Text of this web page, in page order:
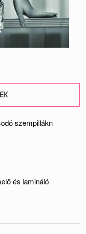
szempillákn
és lamináló